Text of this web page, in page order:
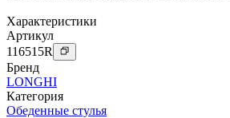
Характеристики
Артикул
116515R
Бренд
LONGHI
Категория
Обеденные стулья